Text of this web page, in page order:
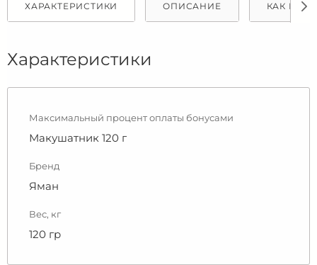
ХАРАКТЕРИСТИКИ ОПИСАНИЕ КАК
Характеристики
Максимальный процент оплаты бонусами
Макушатник 120 г
Бренд
Яман
Вес, кг
120 гр